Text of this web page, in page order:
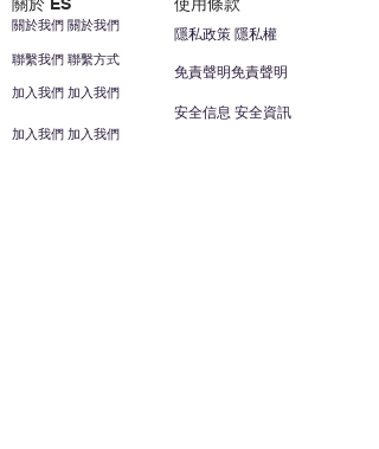
聯繫我們 聯繫方式
加入我們 加入我們
關於我們 關於我們
加入我們 加入我們
安全信息 安全資訊
免責聲明免責聲明
隱私政策 隱私權